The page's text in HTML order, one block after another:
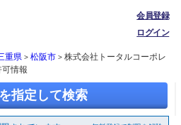
会員登録
ログイン
重県 > 松阪市> 株式会社トータルコーポレ
情報
指定して検索